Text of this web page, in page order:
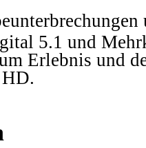
5.1 und
Erlebnis und